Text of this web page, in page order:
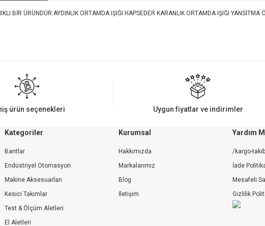
BİR ÜRÜNDÜR.AYDINLIK ORTAMDA IŞIĞI HAPSEDER KARANLIK ORTAMDA IŞIĞI YANSITMA
Gönder
ürün seçenekleri Uygun fiyatlar ve indirimler
Kategoriler
Bantlar
Endüstriyel Otomasyon
Makine Aksesuarları
Kesici Takımlar
Test & Ölçüm Aletleri
El Aletleri
Kurumsal
Hakkımızda
Markalarımız
Blog
İletişim
Yardım
/kargo-
İade
Mesafeli
Gizlilik